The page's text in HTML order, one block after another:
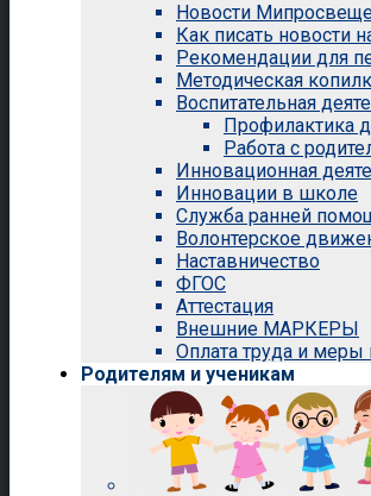
Новости
Как писать новости
Рекомендации для
Методическая
Воспитательная
Профилактика
Работа с
Инновационная
Инновации в школе
Служба ранней
Волонтерское
Наставничество
ФГОС
Аттестация
Внешние МАРКЕРЫ
Оплата труда и
Родителям и ученикам